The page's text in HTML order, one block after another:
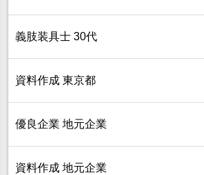
義肢装具士 30代
資料作成 東京都
優良企業 地元企業
資料作成 地元企業